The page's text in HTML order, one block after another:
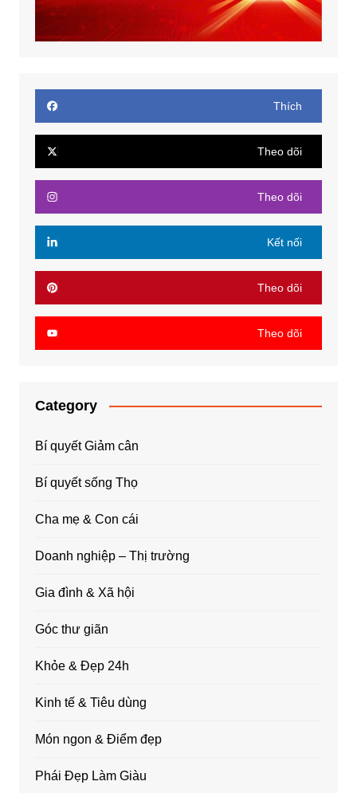
Thích
Theo dõi
Theo dõi
Kết nối
Theo dõi
Theo dõi
Category
Bí quyết Giảm cân
Bí quyết sống Thọ
Cha mẹ & Con cái
Doanh nghiệp – Thị trường
Gia đình & Xã hội
Góc thư giãn
Khỏe & Đẹp 24h
Kinh tế & Tiêu dùng
Món ngon & Điểm đẹp
Phái Đẹp Làm Giàu